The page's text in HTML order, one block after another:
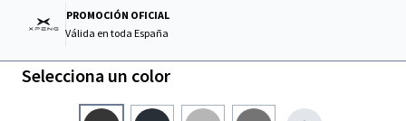
PROMOCIÓN OFICIAL
Válida en toda España
Selecciona un color